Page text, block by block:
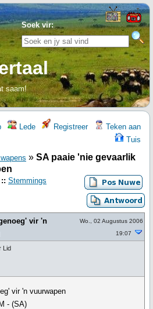
Soek vir:
saam!
Lede Registreer
Teken aan
Tuis
» SA paaie 'nie gevaarlik
:: Stemmings
vir 'n
Wo., 02 Augustus 2006
19:07
Lid
vir 'n vuurwapen
- (SA)